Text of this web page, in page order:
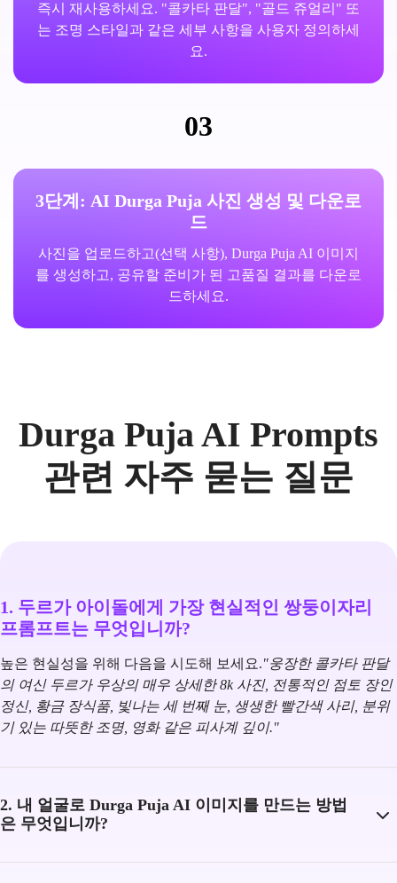
즉시 재사용하세요. "콜카타 판달", "골드 쥬얼리" 또
는 조명 스타일과 같은 세부 사항을 사용자 정의하세
요.
03
3단계: AI Durga Puja 사진 생성 및 다운로
드
사진을 업로드하고(선택 사항), Durga Puja AI 이미지
를 생성하고, 공유할 준비가 된 고품질 결과를 다운로
드하세요.
Durga Puja AI Prompts
관련 자주 묻는 질문
1. 두르가 아이돌에게 가장 현실적인 쌍둥이자리
프롬프트는 무엇입니까?
높은 현실성을 위해 다음을 시도해 보세요."웅장한 콜카타 판달
의 여신 두르가 우상의 매우 상세한 8k 사진, 전통적인 점토 장인
정신, 황금 장식품, 빛나는 세 번째 눈, 생생한 빨간색 사리, 분위
기 있는 따뜻한 조명, 영화 같은 피사계 깊이."
2. 내 얼굴로 Durga Puja AI 이미지를 만드는 방법
은 무엇입니까?